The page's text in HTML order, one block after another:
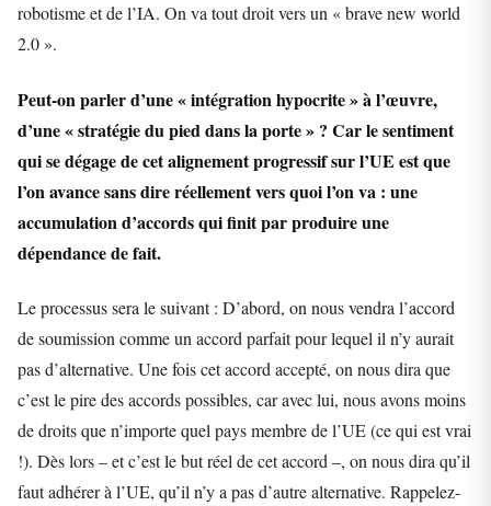
robotisme et de l’IA. On va tout droit vers un « brave new world
2.0 ».
Peut-on parler d’une « intégration hypocrite » à l’œuvre,
d’une « stratégie du pied dans la porte » ? Car le sentiment
qui se dégage de cet alignement progressif sur l’UE est que
l’on avance sans dire réellement vers quoi l’on va : une
accumulation d’accords qui finit par produire une
dépendance de fait.
Le processus sera le suivant : D’abord, on nous vendra l’accord
de soumission comme un accord parfait pour lequel il n’y aurait
pas d’alternative. Une fois cet accord accepté, on nous dira que
c’est le pire des accords possibles, car avec lui, nous avons moins
de droits que n’importe quel pays membre de l’UE (ce qui est vrai
!). Dès lors – et c’est le but réel de cet accord –, on nous dira qu’il
faut adhérer à l’UE, qu’il n’y a pas d’autre alternative. Rappelez-